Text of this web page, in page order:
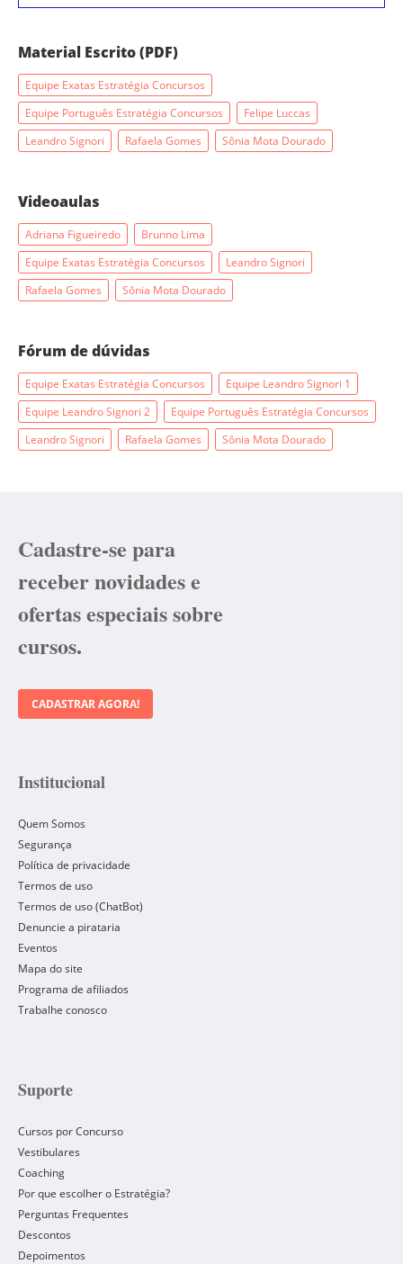
Material Escrito (PDF)
Equipe Exatas Estratégia Concursos
Equipe Português Estratégia Concursos
Felipe Luccas
Leandro Signori
Rafaela Gomes Sônia Mota Dourado
Videoaulas
Adriana Figueiredo
Brunno Lima
Equipe Exatas Estratégia Concursos
Leandro Signori
Rafaela Gomes
Sônia Mota Dourado
Fórum de dúvidas
Equipe Exatas Estratégia Concursos
Equipe Leandro Signori 1
Equipe Leandro Signori 2
Equipe Português Estratégia Concursos
Leandro Signori
Rafaela Gomes Sônia Mota Dourado
Cadastre-se para
receber novidades e
ofertas especiais sobre
cursos.
CADASTRAR AGORA!
Institucional
Quem Somos
Segurança
Política de privacidade
Termos de uso
Termos de uso (ChatBot)
Denuncie a pirataria
Eventos
Mapa do site
Programa de afiliados
Trabalhe conosco
Suporte
Cursos por Concurso
Vestibulares
Coaching
Por que escolher o Estratégia?
Perguntas Frequentes
Descontos
Depoimentos